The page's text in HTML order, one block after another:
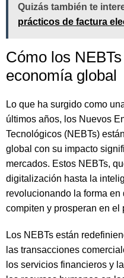
Quizás también te
prácticos de factura
Cómo los
economía global
Lo que ha surgido como
últimos años, los Nuevos
Tecnológicos (NEBTs)
global con su impacto
mercados. Estos NEBTs,
digitalización hasta la
revolucionando la forma
compiten y prosperan en el
Los NEBTs están
las transacciones
los servicios financieros y